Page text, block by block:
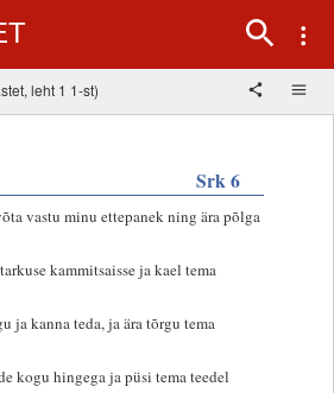
leht 1 1-st)
Srk 6
vastu minu ettepanek ning ära põlga
kammitsaisse ja kael tema
ja kanna teda, ja ära tõrgu tema
kogu hingega ja püsi tema teedel